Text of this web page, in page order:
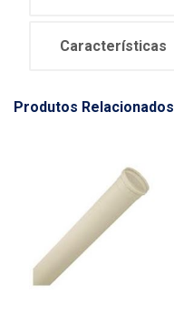
Características
Produtos Relacionados